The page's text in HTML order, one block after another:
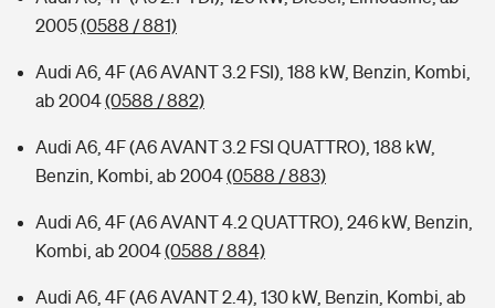
2005(0588 / 881)
Audi A6, 4F (A6 AVANT 3.2 FSI), 188 kW, Benzin, Kombi,
ab 2004(0588 / 882)
Audi A6, 4F (A6 AVANT 3.2 FSI QUATTRO), 188 kW,
Benzin, Kombi, ab 2004(0588 / 883)
Audi A6, 4F (A6 AVANT 4.2 QUATTRO), 246 kW, Benzin,
Kombi, ab 2004(0588 / 884)
Audi A6, 4F (A6 AVANT 2.4), 130 kW, Benzin, Kombi, ab